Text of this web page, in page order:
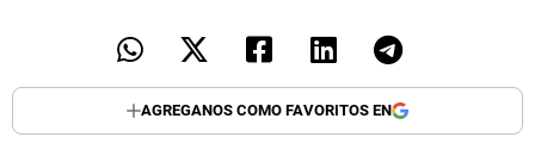
AGREGANOS COMO FAVORITOS EN